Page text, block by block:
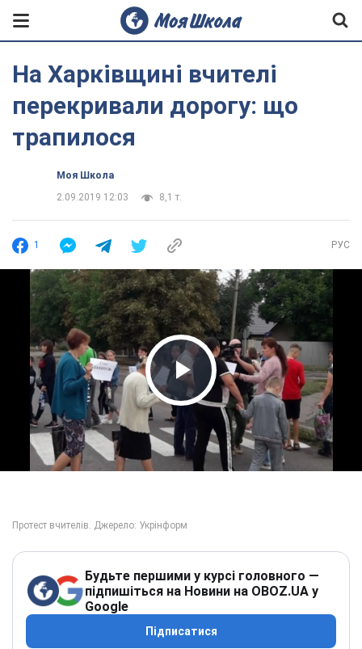
На Харківщині вчителі
перекривали дорогу: що
трапилося
Моя Школа
2.09.2019 12:03
8,1 т.
1 РУС
Play Video
Будьте першими у курсі головного —
підпишіться на Новини на OBOZ.UA у
Google
Підписатися